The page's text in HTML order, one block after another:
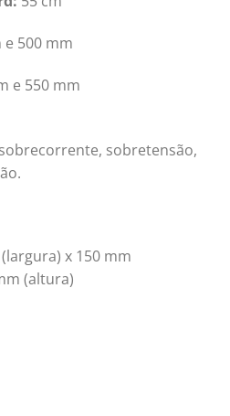
e 500 mm
e 550 mm
sobretensão,
x 150 mm
(altura)